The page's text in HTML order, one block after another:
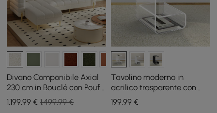
Divano Componibile Axial
230 cm in Bouclé con Pouf
e Gambe Dorate
1.199,99 € 1.499,99 €
Tavolino moderno in
acrilico trasparente con
tavolino portaoggetti a
forma di C
199,99€